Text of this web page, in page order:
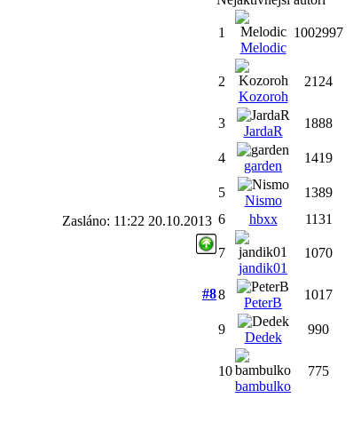
Zasláno: 11:22 20.10.2013
#8
1
Melodic
1002997
2
Kozoroh
2124
3
JardaR
1888
4
garden
1419
5
Nismo
1389
6
hbxx 1131
7
jandik01
1070
8
PeterB
1017
9
Dedek
990
10
bambulko
775